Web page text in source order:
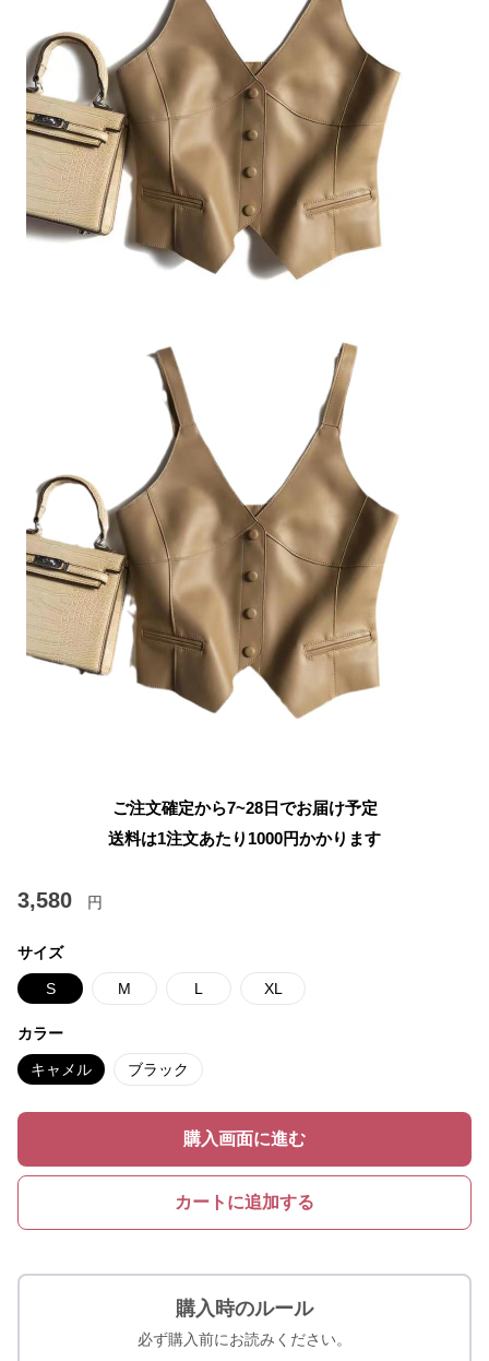
ご注文確定から7~28日でお届け予定
送料は1注文あたり 1000円かかります
3,580 円
サイズ
S M L XL
カラー
キャメル ブラック
購入画面に進む
カートに追加する
購入時のルール
必ず購入前にお読みください。